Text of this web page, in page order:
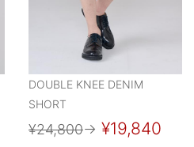
DOUBLE KNEE DENIM
SHORT
¥24,800→ ¥19,840